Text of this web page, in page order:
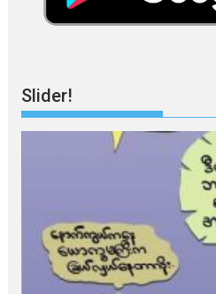
Slider!